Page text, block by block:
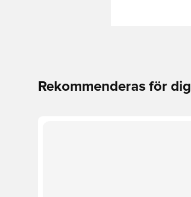
Rekommenderas för dig